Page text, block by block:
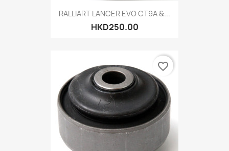
RALLIART LANCER EVO CT9A &...
HKD250.00
favorite_border